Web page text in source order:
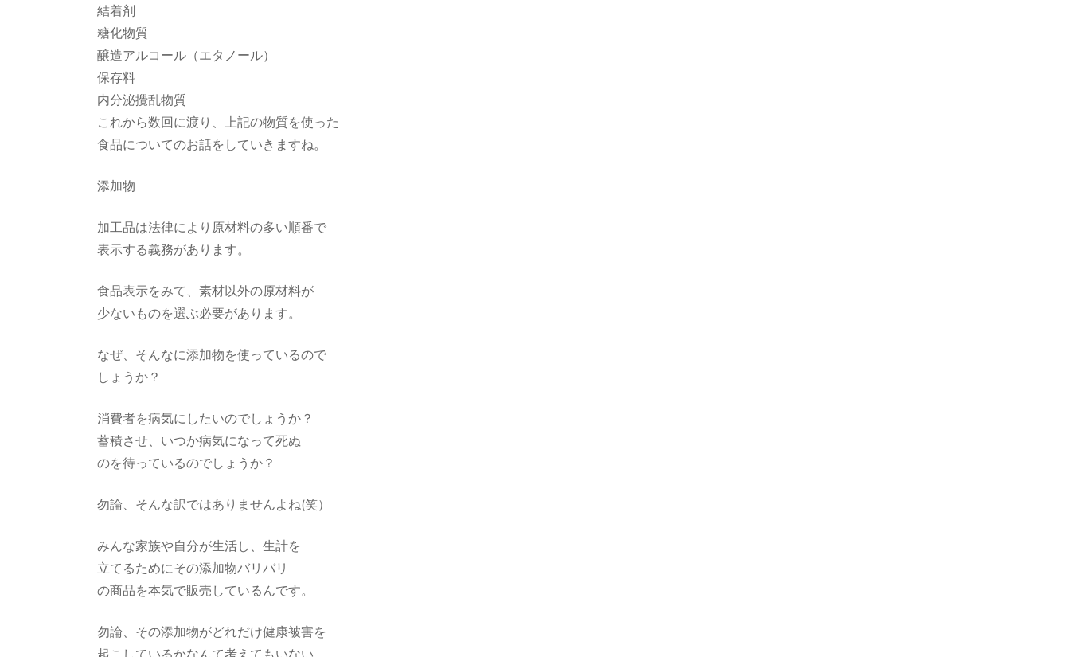
結着剤
糖化物質
醸造アルコール（エタノール）
保存料
内分泌攪乱物質
これから数回に渡り、上記の物質を使った
食品についてのお話をしていきますね。
添加物
加工品は法律により原材料の多い順番で
表示する義務があります。
食品表示をみて、素材以外の原材料が
少ないものを選ぶ必要があります。
なぜ、そんなに添加物を使っているので
しょうか？
消費者を病気にしたいのでしょうか？
蓄積させ、いつか病気になって死ぬ
のを待っているのでしょうか？
勿論、そんな訳ではありませんよね(笑）
みんな家族や自分が生活し、生計を
立てるためにその添加物バリバリ
の商品を本気で販売しているんです。
勿論、その添加物がどれだけ健康被害を